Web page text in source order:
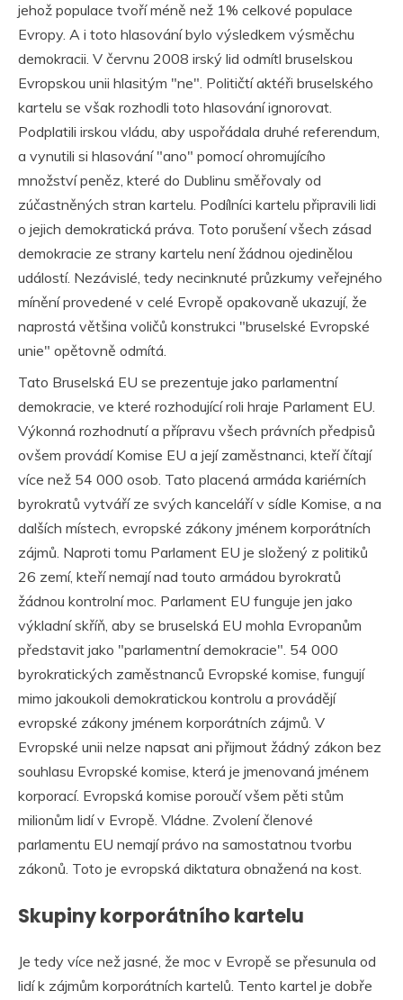
jehož populace tvoří méně než 1% celkové populace
Evropy. A i toto hlasování bylo výsledkem výsměchu
demokracii. V červnu 2008 irský lid odmítl bruselskou
Evropskou unii hlasitým "ne". Političtí aktéři bruselského
kartelu se však rozhodli toto hlasování ignorovat.
Podplatili irskou vládu, aby uspořádala druhé referendum,
a vynutili si hlasování "ano" pomocí ohromujícího
množství peněz, které do Dublinu směřovaly od
zúčastněných stran kartelu. Podílníci kartelu připravili lidi
o jejich demokratická práva. Toto porušení všech zásad
demokracie ze strany kartelu není žádnou ojedinělou
událostí. Nezávislé, tedy necinknuté průzkumy veřejného
mínění provedené v celé Evropě opakovaně ukazují, že
naprostá většina voličů konstrukci "bruselské Evropské
unie" opětovně odmítá.
Tato Bruselská EU se prezentuje jako parlamentní
demokracie, ve které rozhodující roli hraje Parlament EU.
Výkonná rozhodnutí a přípravu všech právních předpisů
ovšem provádí Komise EU a její zaměstnanci, kteří čítají
více než 54 000 osob. Tato placená armáda kariérních
byrokratů vytváří ze svých kanceláří v sídle Komise, a na
dalších místech, evropské zákony jménem korporátních
zájmů. Naproti tomu Parlament EU je složený z politiků
26 zemí, kteří nemají nad touto armádou byrokratů
žádnou kontrolní moc. Parlament EU funguje jen jako
výkladní skříň, aby se bruselská EU mohla Evropanům
představit jako "parlamentní demokracie". 54 000
byrokratických zaměstnanců Evropské komise, fungují
mimo jakoukoli demokratickou kontrolu a provádějí
evropské zákony jménem korporátních zájmů. V
Evropské unii nelze napsat ani přijmout žádný zákon bez
souhlasu Evropské komise, která je jmenovaná jménem
korporací. Evropská komise poroučí všem pěti stům
milionům lidí v Evropě. Vládne. Zvolení členové
parlamentu EU nemají právo na samostatnou tvorbu
zákonů. Toto je evropská diktatura obnažená na kost.
Skupiny korporátního kartelu
Je tedy více než jasné, že moc v Evropě se přesunula od
lidí k zájmům korporátních kartelů. Tento kartel je dobře